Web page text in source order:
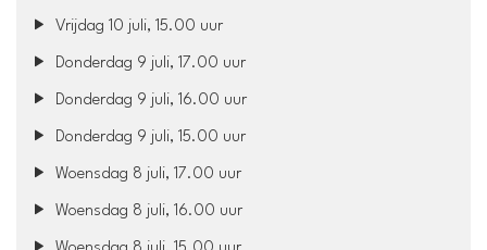
Vrijdag 10 juli, 15.00 uur
Donderdag 9 juli, 17.00 uur
Donderdag 9 juli, 16.00 uur
Donderdag 9 juli, 15.00 uur
Woensdag 8 juli, 17.00 uur
Woensdag 8 juli, 16.00 uur